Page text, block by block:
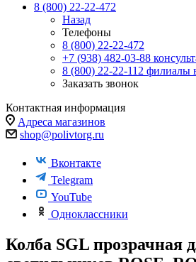
8 (800) 22-22-472
Назад
Телефоны
8 (800) 22-22-472
+7 (938) 482-03-88
8 (800) 22-22-112 филиалы
Заказать звонок
Контактная информация
Адреса магазинов
shop@polivtorg.ru
Вконтакте
Telegram
YouTube
Одноклассники
Колба SGL прозрачная